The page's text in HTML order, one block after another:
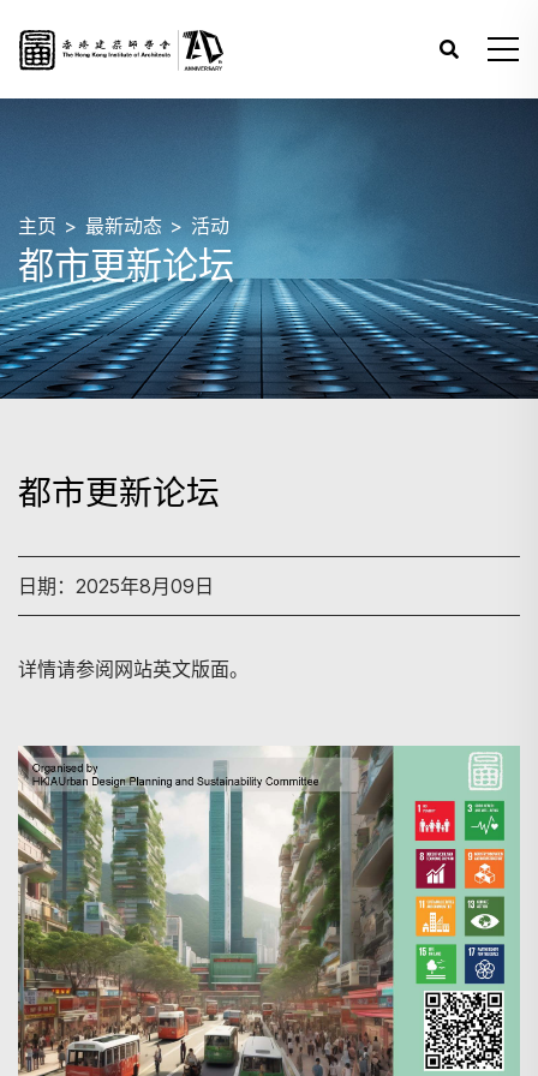
搜寻
主页 最新动态 活动
都市更新论坛
都市更新论坛
日期：2025年8月09日
详情请参阅网站英文版面。